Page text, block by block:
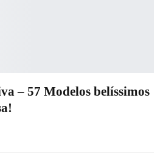
– 57 Modelos belíssimos